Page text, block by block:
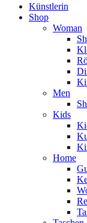
Künstlerin
Shop
Woman
Men
Kids
Home